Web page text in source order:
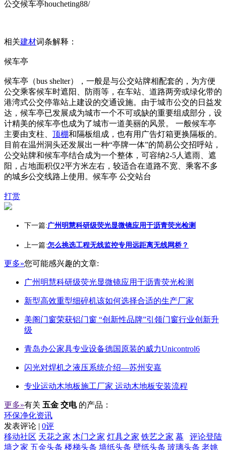
公交候车亭houcheting88/
相关建材词条解释：
候车亭
候车亭（bus shelter），一般是与公交站牌相配套的，为方便
公交乘客候车时遮阳、防雨等，在车站、道路两旁或绿化带的
港湾式公交停靠站上建设的交通设施。由于城市公交的日益发
达，候车亭已发展成为城市一个不可或缺的重要组成部分，设
计精美的候车亭也成为了城市一道美丽的风景。 一般候车亭
主要由支柱、 顶棚和隔板组成，也有用广告灯箱更换隔板的。
目前在温州洞头还发展出一种“亭牌一体”的简易公交招呼站，
公交站牌和候车亭结合成为一个整体，可容纳2-5人遮雨、遮
阳，占地面积仅2平方米左右，较适合在道路不宽、乘客不多
的城乡公交线路上使用。候车亭 公交站台
打赏
下一篇:广州明慧科研级荧光显微镜应用于沥青荧光检测
上一篇:怎么挑选工程无线监控专用远距离无线网桥？
更多»您可能感兴趣的文章:
广州明慧科研级荧光显微镜应用于沥青荧光检测
新型高效重型细碎机该如何选择合适的生产厂家
美阁门窗荣获铝门窗 “创新性品牌”引领门窗行业创新升
级
青岛办公家具专业设备德国原装的威力Unicontrol6
闪光对焊机之液压系统介绍—苏州安嘉
专业运动木地板施工厂家 运动木地板安装流程
更多»有关 五金 交电 的产品：
环保净化资讯
发表评论 | 0评
评论登陆
移动社区 天花之家 木门之家 灯具之家 铁艺之家 幕
墙之家 五金头条 楼梯头条 墙纸头条 壁纸头条 玻璃头条 老姚